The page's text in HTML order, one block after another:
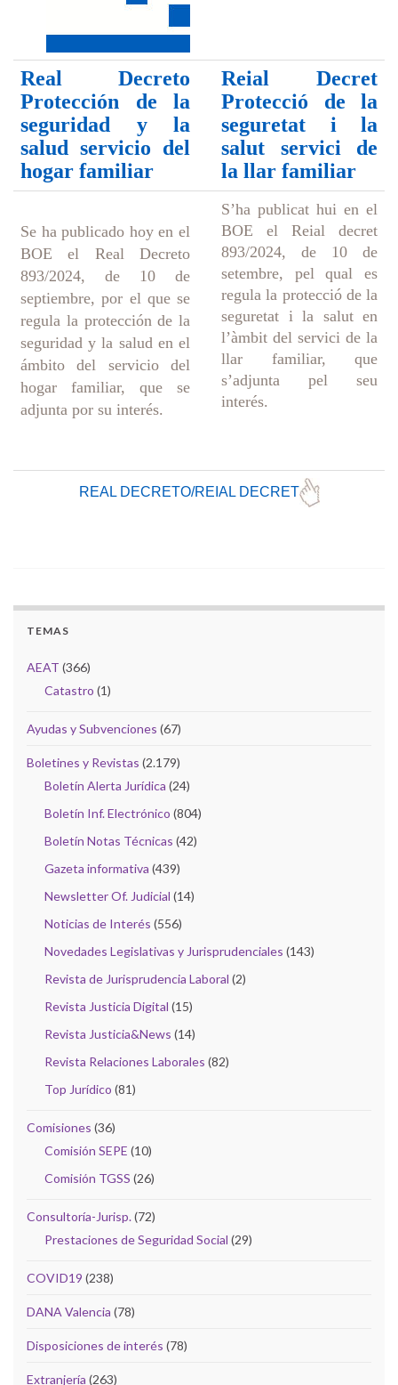
Real Decreto
Protección de la
seguridad y la
salud servicio del
hogar familiar
Reial Decret
Protecció de la
seguretat i la
salut servici de
la llar familiar
Se ha publicado hoy en el
BOE el Real Decreto
893/2024, de 10 de
septiembre, por el que se
regula la protección de la
seguridad y la salud en el
ámbito del servicio del
hogar familiar, que se
adjunta por su interés.
S’ha publicat hui en el
BOE el Reial decret
893/2024, de 10 de
setembre, pel qual es
regula la protecció de la
seguretat i la salut en
l’àmbit del servici de la
llar familiar, que
s’adjunta pel seu
interés.
REAL DECRETO/REIAL DECRET
TEMAS
AEAT (366)
Catastro (1)
Ayudas y Subvenciones (67)
Boletines y Revistas (2.179)
Boletín Alerta Jurídica (24)
Boletín Inf. Electrónico (804)
Boletín Notas Técnicas (42)
Gazeta informativa (439)
Newsletter Of. Judicial (14)
Noticias de Interés (556)
Novedades Legislativas y Jurisprudenciales (143)
Revista de Jurisprudencia Laboral (2)
Revista Justicia Digital (15)
Revista Justicia&News (14)
Revista Relaciones Laborales (82)
Top Jurídico (81)
Comisiones (36)
Comisión SEPE (10)
Comisión TGSS (26)
Consultoría-Jurisp.(72)
Prestaciones de Seguridad Social (29)
COVID19 (238)
DANA Valencia (78)
Disposiciones de interés (78)
Extranjería (263)